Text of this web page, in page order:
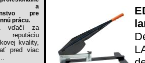
a
pre
prácu.
vďačí za
kvality,
pred viac